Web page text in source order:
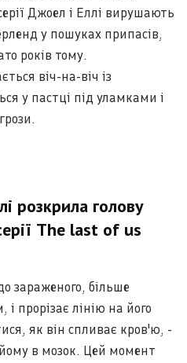
Джоел і Еллі вирушають
у пошуках припасів,
років тому.
віч-на-віч із
у пастці під уламками і
розкрила голову
The last of us
зараженого, більше
прорізає лінію на його
як він спливає кров'ю, -
в мозок. Цей момент